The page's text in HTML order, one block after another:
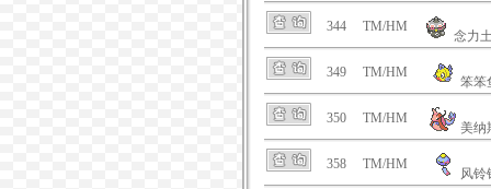
344 TM/HM
念力
349 TM/HM
笨笨
350 TM/HM
美纳
358 TM/HM
风铃